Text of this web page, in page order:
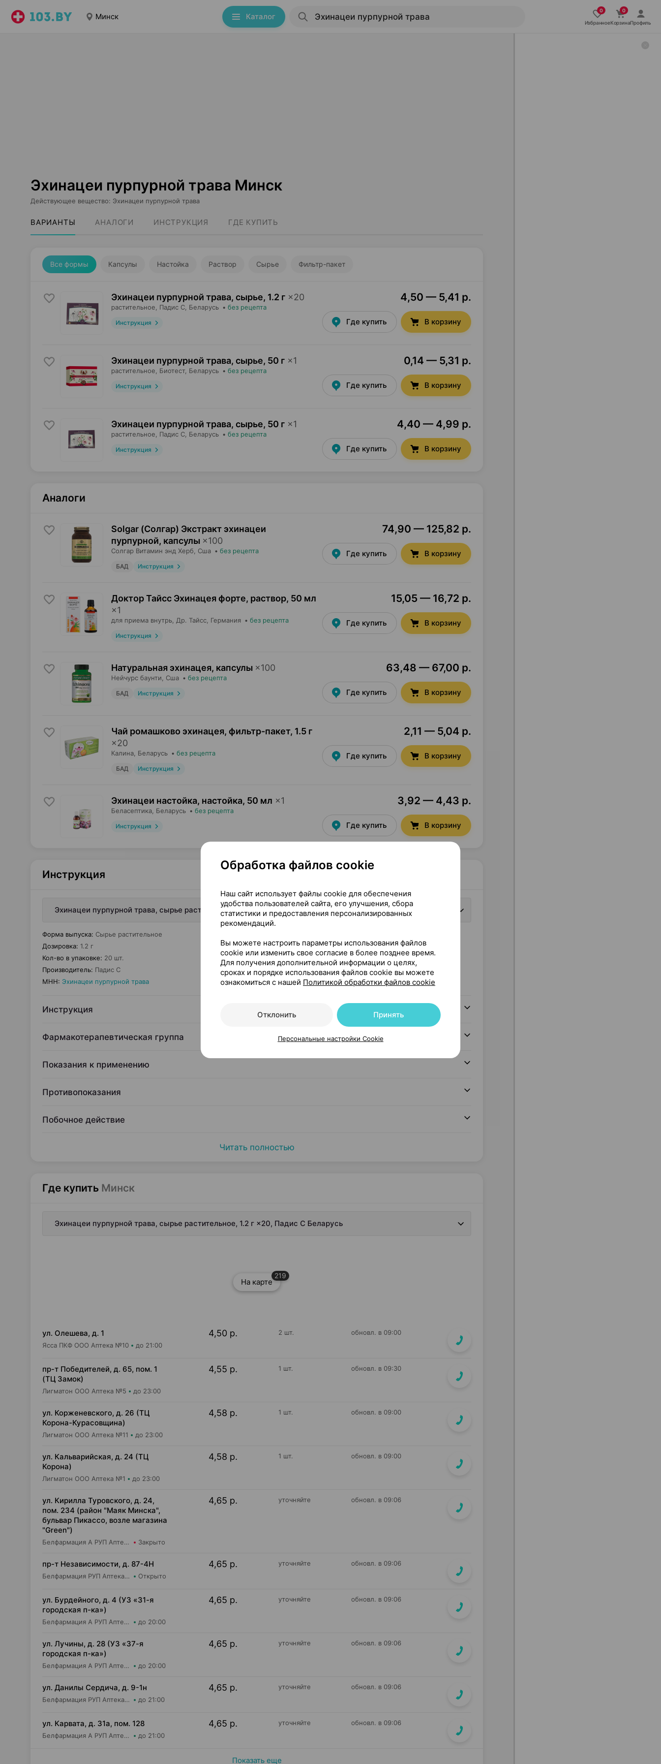
Минск Каталог
ИзбранноеКорзинаПрофиль
Эхинацеи пурпурной трава Минск
Действующее вещество: Эхинацеи пурпурной трава
ВАРИАНТЫ АНАЛОГИ ИНСТРУКЦИЯ ГДЕ КУПИТЬ
Все формы Капсулы Настойка Раствор Сырье Фильтр-пакет
Эхинацеи пурпурной трава, сырье, 1.2 г ×20
растительное, Падис С , Беларусь • без рецепта
Инструкция
4,50 — 5,41 р.
Где купить В корзину
Эхинацеи пурпурной трава, сырье, 50 г ×1
растительное, Биотест, Беларусь • без рецепта
Инструкция
0,14 — 5,31 р.
Где купить В корзину
Эхинацеи пурпурной трава, сырье, 50 г ×1
растительное, Падис С , Беларусь • без рецепта
Инструкция
4,40 — 4,99 р.
Где купить В корзину
Аналоги
Solgar (Солгар) Экстракт эхинацеи
пурпурной, капсулы ×100
Солгар Витамин энд Херб , Сша • без рецепта
БАД Инструкция
74,90 — 125,82 р.
Где купить В корзину
Доктор Тайсс Эхинацея форте, раствор, 50 мл
×1
для приема внутрь, Др. Тайсс , Германия • без рецепта
Инструкция
15,05 — 16,72 р.
Где купить В корзину
Натуральная эхинацея, капсулы ×100
Нейчурс баунти , Сша • без рецепта
БАД Инструкция
63,48 — 67,00 р.
Где купить В корзину
Чай ромашково эхинацея, фильтр-пакет, 1.5 г
×20
Калина , Беларусь • без рецепта
БАД Инструкция
2,11 — 5,04 р.
Где купить В корзину
Эхинацеи настойка, настойка, 50 мл ×1
Беласептика , Беларусь • без рецепта
Инструкция
3,92 — 4,43 р.
Где купить В корзину
Инструкция
Эхинацеи пурпурной трава, сырье растительное, 1.2 г ×20, Падис С Беларусь
Форма выпуска: Сырье растительное
Дозировка: 1.2 г
Кол-во в упаковке: 20 шт.
Производитель: Падис С
МНН: Эхинацеи пурпурной трава
Инструкция
Фармакотерапевтическая группа
Показания к применению
Противопоказания
Побочное действие
Читать полностью
Где купить Минск
Эхинацеи пурпурной трава, сырье растительное, 1.2 г ×20, Падис С Беларусь
На карте
219
ул. Олешева, д. 1
Ясса ПКФ ООО Аптека №10 до 21:00
4,50 р. 2 шт. обновл. в 09:00
пр-т Победителей, д. 65, пом. 1
(ТЦ Замок)
Лигматон ООО Аптека №5 до 23:00
4,55 р. 1 шт. обновл. в 09:30
ул. Корженевского, д. 26 (ТЦ
Корона-Курасовщина)
Лигматон ООО Аптека №11 до 23:00
4,58 р. 1 шт. обновл. в 09:00
ул. Кальварийская, д. 24 (ТЦ
Корона)
Лигматон ООО Аптека №1 до 23:00
4,58 р. 1 шт. обновл. в 09:00
ул. Кирилла Туровского, д. 24,
пом. 234 (район "Маяк Минска",
бульвар Пикассо, возле магазина
"Green")
Белфармация А РУП Аптека №17 Закрыто
4,65 р. уточняйте обновл. в 09:06
пр-т Независимости, д. 87-4Н
Белфармация РУП Аптека №32 (дежурная) Открыто
4,65 р. уточняйте обновл. в 09:06
ул. Бурдейного, д. 4 (УЗ «31-я
городская п-ка»)
Белфармация А РУП Аптека №106 до 20:00
4,65 р. уточняйте обновл. в 09:06
ул. Лучины, д. 28 (УЗ «37-я
городская п-ка»)
Белфармация А РУП Аптека №4 до 20:00
4,65 р. уточняйте обновл. в 09:06
ул. Данилы Сердича, д. 9-1н
Белфармация РУП Аптека №48 до 21:00
4,65 р. уточняйте обновл. в 09:06
ул. Карвата, д. 31а, пом. 128
Белфармация А РУП Аптека №25 до 21:00
4,65 р. уточняйте обновл. в 09:06
Показать еще
Обработка файлов cookie
Наш сайт использует файлы cookie для обеспечения
удобства пользователей сайта, его улучшения, сбора
статистики и предоставления персонализированных
рекомендаций.
Вы можете настроить параметры использования файлов
cookie или изменить свое согласие в более позднее время.
Для получения дополнительной информации о целях,
сроках и порядке использования файлов cookie вы можете
ознакомиться с нашей Политикой обработки файлов cookie
Отклонить Принять
Персональные настройки Cookie